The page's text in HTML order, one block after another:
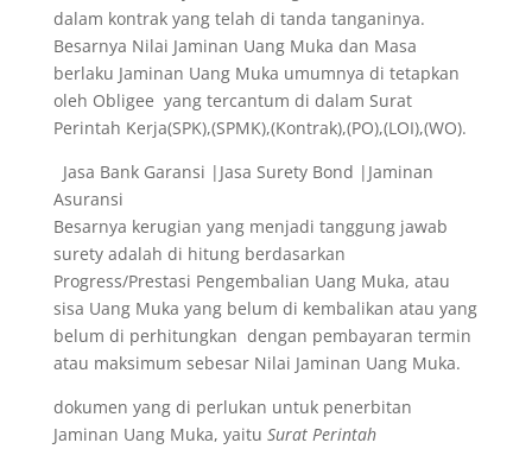
dalam kontrak yang telah di tanda tanganinya.
Besarnya Nilai Jaminan Uang Muka dan Masa
berlaku Jaminan Uang Muka umumnya di tetapkan
oleh Obligee yang tercantum di dalam Surat
Perintah Kerja(SPK),(SPMK),(Kontrak),(PO),(LOI),(WO).
Jasa Bank Garansi |Jasa Surety Bond |Jaminan
Asuransi
Besarnya kerugian yang menjadi tanggung jawab
surety adalah di hitung berdasarkan
Progress/Prestasi Pengembalian Uang Muka, atau
sisa Uang Muka yang belum di kembalikan atau yang
belum di perhitungkan dengan pembayaran termin
atau maksimum sebesar Nilai Jaminan Uang Muka.
dokumen yang di perlukan untuk penerbitan
Jaminan Uang Muka, yaitu Surat Perintah